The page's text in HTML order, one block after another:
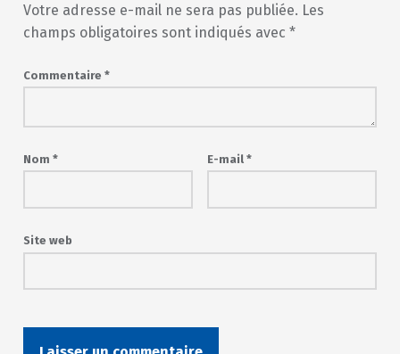
Votre adresse e-mail ne sera pas publiée. Les
champs obligatoires sont indiqués avec *
Commentaire *
Nom * E-mail *
Site web